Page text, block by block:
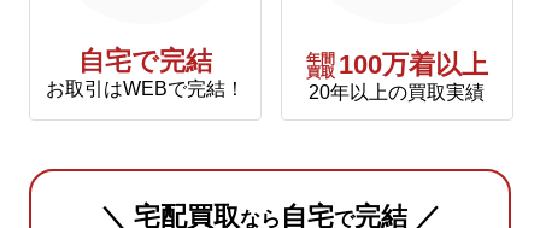
自宅で完結
お取引はWEBで完結！
年間
買取 100万着以上
20年以上の買取実績
＼ 宅配買取なら 自宅で完結 ／